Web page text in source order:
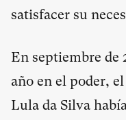
satisfacer su
En septiembre de
año en el poder,
Lula da Silva